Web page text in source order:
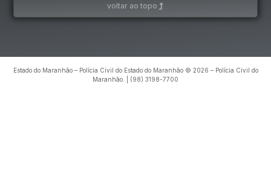
voltar ao topo
Estado do Maranhão – Polícia Civil do Estado do Maranhão © 2026 – Polícia Civil do
Maranhão. | (98) 3198-7700